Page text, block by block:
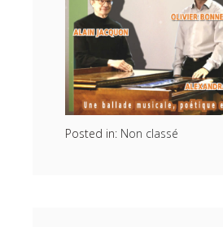
Posted in: Non classé